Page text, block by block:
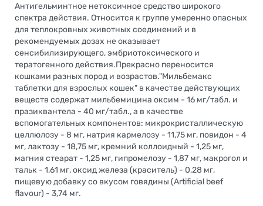
Антигельминтное нетоксичное средство широкого
спектра действия. Относится к группе умеренно опасных
для теплокровных животных соединений и в
рекомендуемых дозах не оказывает
сенсибилизирующего, эмбриотоксического и
тератогенного действия.Прекрасно переносится
кошками разных пород и возрастов."Мильбемакс
таблетки для взрослых кошек" в качестве действующих
веществ содержат мильбемицина оксим - 16 мг/табл. и
празиквантела - 40 мг/табл., а в качестве
вспомогательных компонентов: микрокристаллическую
целлюлозу - 8 мг, натрия кармелозу - 11,75 мг, повидон - 4
мг, лактозу - 18,75 мг, кремний коллоидный - 1,25 мг,
магния стеарат - 1,25 мг, гипромелозу - 1,87 мг, макрогол и
тальк - 1,61 мг, оксид железа (краситель) - 0,28 мг,
пищевую добавку со вкусом говядины (Artificial beef
flavour) - 3,74 мг.